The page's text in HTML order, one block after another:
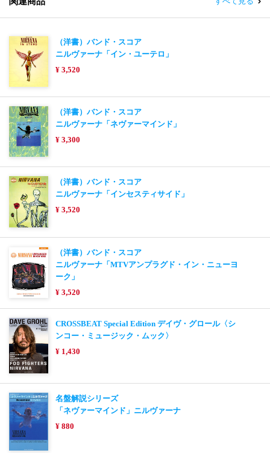
（洋書）バンド・スコア
ニルヴァーナ「イン・ユーテロ」
¥ 3,520
（洋書）バンド・スコア
ニルヴァーナ「ネヴァーマインド」
¥ 3,300
（洋書）バンド・スコア
ニルヴァーナ「インセスティサイド」
¥ 3,520
（洋書）バンド・スコア
ニルヴァーナ「MTVアンプラグド・イン・ニューヨ
ーク」
¥ 3,520
CROSSBEAT Special Edition デイヴ・グロール〈シ
ンコー・ミュージック・ムック〉
¥ 1,430
名盤解説シリーズ
「ネヴァーマインド」ニルヴァーナ
¥ 880